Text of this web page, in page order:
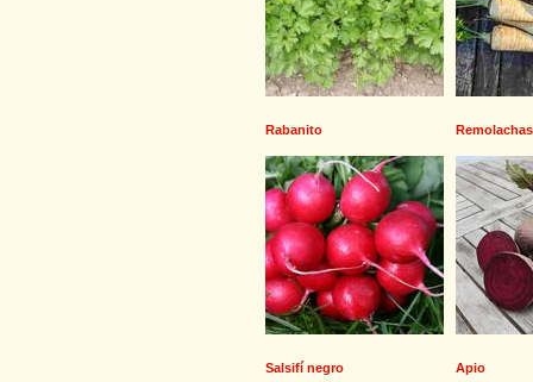
Rabanito Remolachas
Salsifí negro Apio